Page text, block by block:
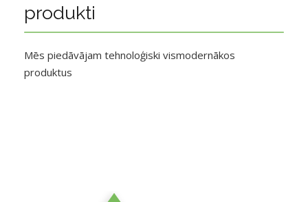
produkti
Mēs piedāvājam tehnoloģiski vismodernākos
produktus